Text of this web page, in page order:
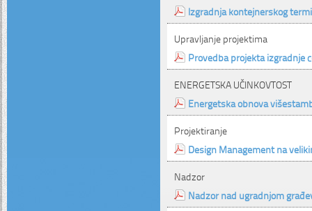
Izgradnja kontejnerskog
Upravljanje projektima
Provedba projekta izgradnje
ENERGETSKA UČINKOVTOST
Energetska obnova
Projektiranje
Design Management na
Nadzor
Nadzor nad ugradnjom